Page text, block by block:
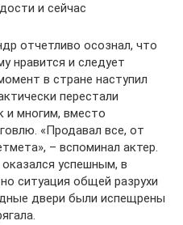
и сейчас
отчетливо осознал, что
нравится и следует
в стране наступил
перестали
и многим, вместо
«Продавал все, от
– вспоминал актер.
успешным, в
ситуация общей разрухи
двери были испещрены